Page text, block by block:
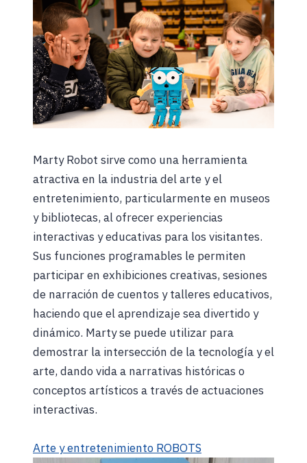
Marty Robot sirve como una herramienta
atractiva en la industria del arte y el
entretenimiento, particularmente en museos
y bibliotecas, al ofrecer experiencias
interactivas y educativas para los visitantes.
Sus funciones programables le permiten
participar en exhibiciones creativas, sesiones
de narración de cuentos y talleres educativos,
haciendo que el aprendizaje sea divertido y
dinámico. Marty se puede utilizar para
demostrar la intersección de la tecnología y el
arte, dando vida a narrativas históricas o
conceptos artísticos a través de actuaciones
interactivas.
Arte y entretenimiento ROBOTS